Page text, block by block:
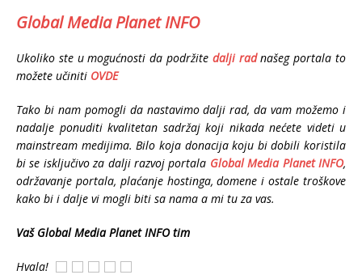
Global Media Planet INFO
Ukoliko ste u mogućnosti da podržite dalji rad našeg portala to
možete učiniti OVDE
Tako bi nam pomogli da nastavimo dalji rad, davam možemo i
nadalje ponuditi kvalitetan sadržaj koji nikada nećete videti u
mainstream medijima.Bilo koja donacija koju bi dobili koristila
bi se isključivo za dalji razvoj portala Global Media Planet INFO,
održavanje portala, plaćanje hostinga, domene i ostale troškove
kako bi i dalje vi mogli biti sa nama a mi tu za vas.
Vaš Global Media Planet INFO tim
Hvala!